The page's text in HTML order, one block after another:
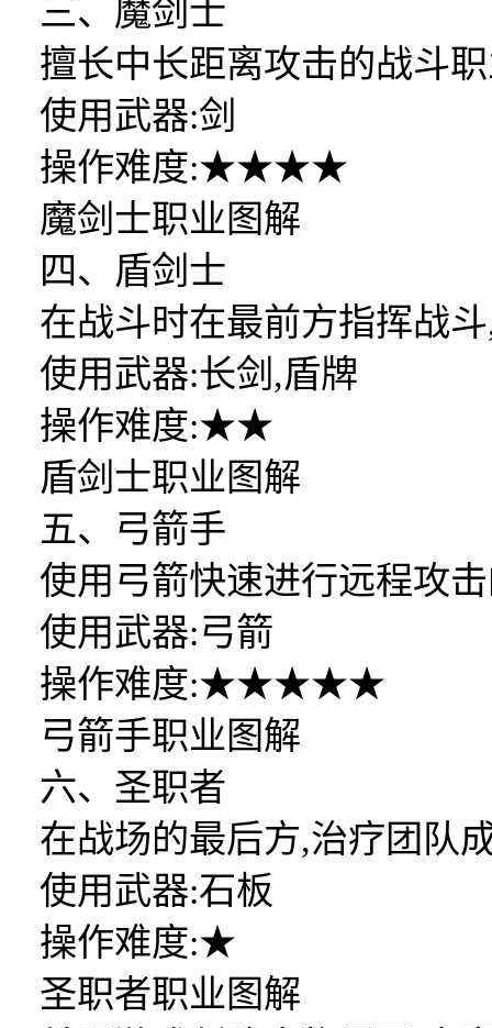
三、魔剑士
擅长中长距离攻击的战斗
使用武器:剑
操作难度:★★★★
魔剑士职业图解
四、盾剑士
在战斗时在最前方指挥战
使用武器:长剑,盾牌
操作难度:★★
盾剑士职业图解
五、弓箭手
使用弓箭快速进行远程攻
使用武器:弓箭
操作难度:★★★★★
弓箭手职业图解
六、圣职者
在战场的最后方,治疗团队
使用武器:石板
操作难度:★
圣职者职业图解